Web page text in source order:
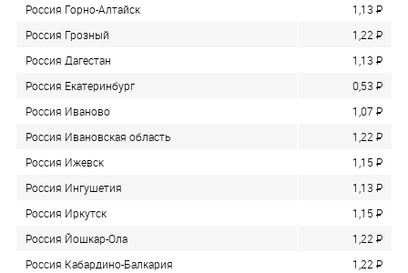
Россия Горно-Алтайск
1,13 P
Россия Грозный
1,22 P
Россия Дагестан
1,13 P
Россия Екатеринбург
0,53 P
Россия Иваново
1,07 P
Россия Ивановская область
1,22 P
Россия Ижевск
1,15 P
Россия Ингушетия
1,13 P
Россия Иркутск
1,15 P
Россия Йошкар-Ола
1,22 P
Россия Кабардино-Балкария
1,22 P